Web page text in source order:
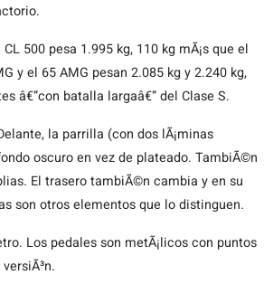
500 pesa 1.995 kg, 110 kg mÃ¡s que el
y el 65 AMG pesan 2.085 kg y 2.240 kg,
â€”con batalla largaâ€” del Clase S.
la parrilla (con dos lÃ¡minas
oscuro en vez de plateado. TambiÃ©n
El trasero tambiÃ©n cambia y en su
son otros elementos que lo distinguen.
Los pedales son metÃ¡licos con puntos